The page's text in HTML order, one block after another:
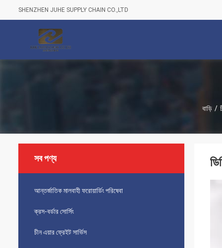
SHENZHEN JUHE SUPPLY CHAIN CO.,LTD
বাড়ি /
সব পণ্য
আন্তর্জাতিক মালবাহী ফরোয়ার্ডিং পরিষেবা
ক্রস-বর্ডার সোর্সিং
চীন এয়ার ফ্রেইট সার্ভিস